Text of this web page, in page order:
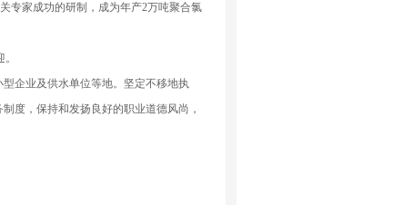
专家成功的研制，成为年产2万吨聚合氯
企业及供水单位等地。坚定不移地执
度，保持和发扬良好的职业道德风尚，